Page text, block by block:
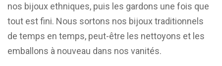
nos bijoux ethniques, puis les gardons une fois que
tout est fini. Nous sortons nos bijoux traditionnels
de temps en temps, peut-être les nettoyons et les
emballons à nouveau dans nos vanités.